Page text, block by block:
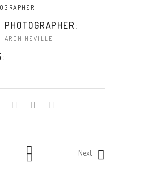
PHOTOGRAPHER:
ARON NEVILLE
Next